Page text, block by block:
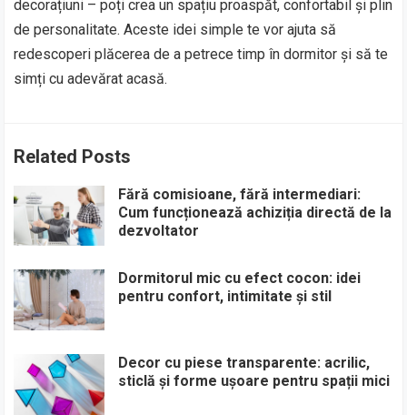
decorațiuni – poți crea un spațiu proaspăt, confortabil și plin
de personalitate. Aceste idei simple te vor ajuta să
redescoperi plăcerea de a petrece timp în dormitor și să te
simți cu adevărat acasă.
Related Posts
Fără comisioane, fără intermediari:
Cum funcționează achiziția directă de la
dezvoltator
Dormitorul mic cu efect cocon: idei
pentru confort, intimitate și stil
Decor cu piese transparente: acrilic,
sticlă și forme ușoare pentru spații mici